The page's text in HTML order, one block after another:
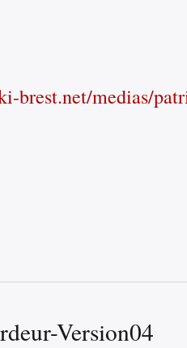
brest.net/medias/
Version04